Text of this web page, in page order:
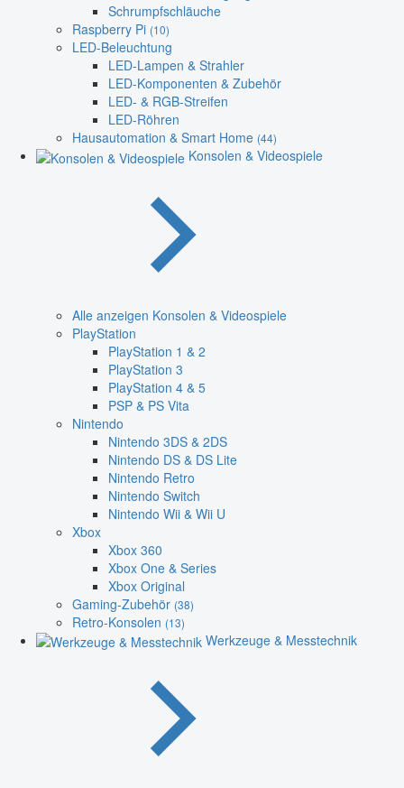
Schrumpfschläuche
Raspberry Pi (10)
LED-Beleuchtung
LED-Lampen & Strahler
LED-Komponenten & Zubehör
LED- & RGB-Streifen
LED-Röhren
Hausautomation & Smart Home (44)
Konsolen & Videospiele
Alle anzeigen Konsolen & Videospiele
PlayStation
PlayStation 1 & 2
PlayStation 3
PlayStation 4 & 5
PSP & PS Vita
Nintendo
Nintendo 3DS & 2DS
Nintendo DS & DS Lite
Nintendo Retro
Nintendo Switch
Nintendo Wii & Wii U
Xbox
Xbox 360
Xbox One & Series
Xbox Original
Gaming-Zubehör (38)
Retro-Konsolen (13)
Werkzeuge & Messtechnik